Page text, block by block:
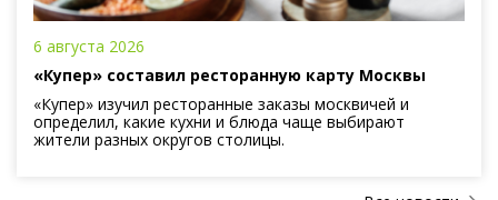
6 августа 2026
«Купер» составил ресторанную карту Москвы
«Купер» изучил ресторанные заказы москвичей и
определил, какие кухни и блюда чаще выбирают
жители разных округов столицы.